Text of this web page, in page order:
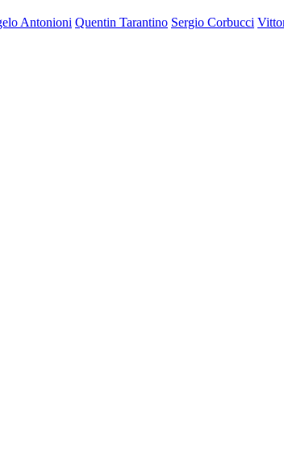
Antonioni Quentin Tarantino Sergio Corbucci